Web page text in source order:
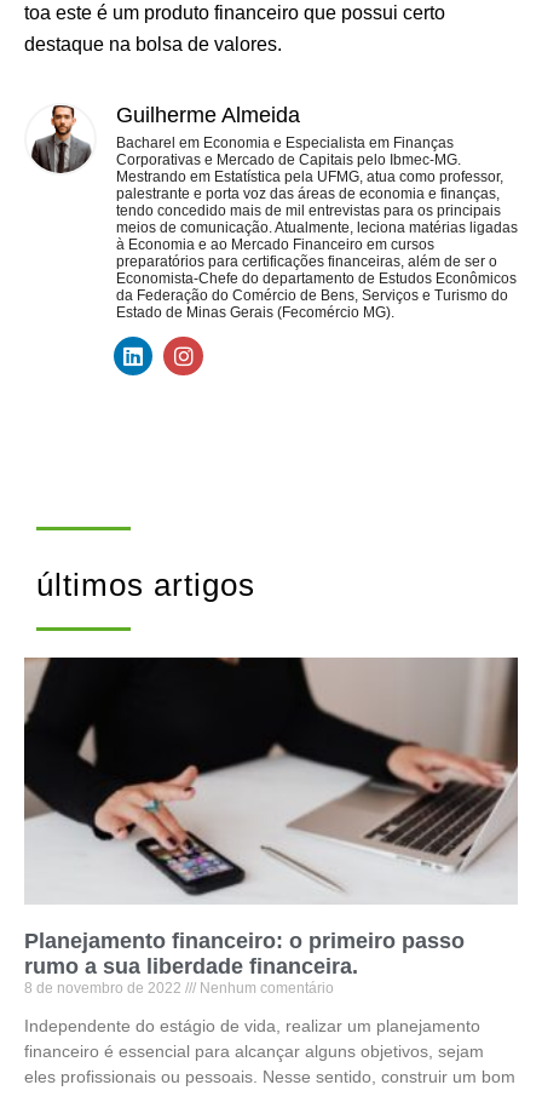
últimos artigos
Planejamento financeiro: o primeiro passo
rumo a sua liberdade financeira.
8 de novembro de 2022 Nenhum comentário
Independente do estágio de vida, realizar um planejamento
financeiro é essencial para alcançar alguns objetivos, sejam
eles profissionais ou pessoais. Nesse sentido, construir um bom
toa este é um produto financeiro que possui certo
destaque na bolsa de valores.
Guilherme Almeida
Bacharel em Economia e Especialista em Finanças
Corporativas e Mercado de Capitais pelo Ibmec-MG.
Mestrando em Estatística pela UFMG, atua como professor,
palestrante e porta voz das áreas de economia e finanças,
tendo concedido mais de mil entrevistas para os principais
meios de comunicação. Atualmente, leciona matérias ligadas
à Economia e ao Mercado Financeiro em cursos
preparatórios para certificações financeiras, além de ser o
Economista-Chefe do departamento de Estudos Econômicos
da Federação do Comércio de Bens, Serviços e Turismo do
Estado de Minas Gerais (Fecomércio MG).